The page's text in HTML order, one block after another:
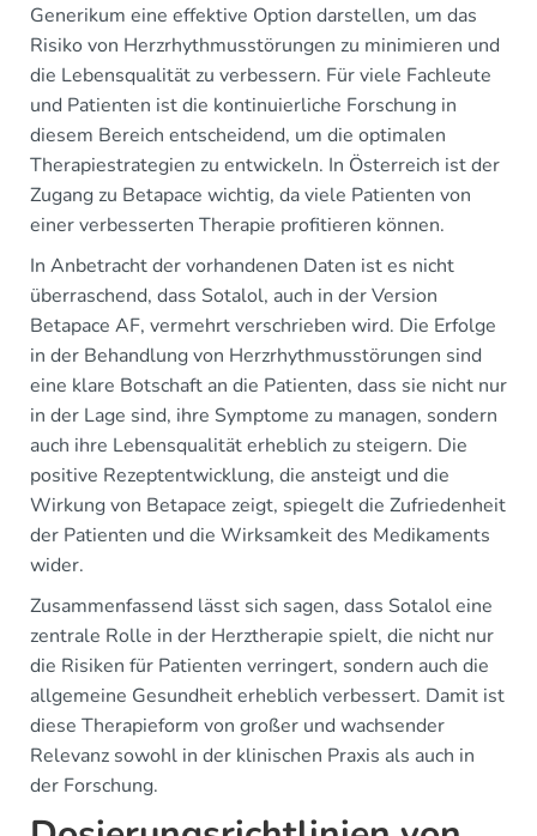
Generikum eine effektive Option darstellen, um das
Risiko von Herzrhythmusstörungen zu minimieren und
die Lebensqualität zu verbessern. Für viele Fachleute
und Patienten ist die kontinuierliche Forschung in
diesem Bereich entscheidend, um die optimalen
Therapiestrategien zu entwickeln. In Österreich ist der
Zugang zu Betapace wichtig, da viele Patienten von
einer verbesserten Therapie profitieren können.
In Anbetracht der vorhandenen Daten ist es nicht
überraschend, dass Sotalol, auch in der Version
Betapace AF, vermehrt verschrieben wird. Die Erfolge
in der Behandlung von Herzrhythmusstörungen sind
eine klare Botschaft an die Patienten, dass sie nicht nur
in der Lage sind, ihre Symptome zu managen, sondern
auch ihre Lebensqualität erheblich zu steigern. Die
positive Rezeptentwicklung, die ansteigt und die
Wirkung von Betapace zeigt, spiegelt die Zufriedenheit
der Patienten und die Wirksamkeit des Medikaments
wider.
Zusammenfassend lässt sich sagen, dass Sotalol eine
zentrale Rolle in der Herztherapie spielt, die nicht nur
die Risiken für Patienten verringert, sondern auch die
allgemeine Gesundheit erheblich verbessert. Damit ist
diese Therapieform von großer und wachsender
Relevanz sowohl in der klinischen Praxis als auch in
der Forschung.